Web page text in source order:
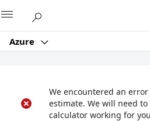
Azure
We encountered an
estimate. We will need
calculator working for